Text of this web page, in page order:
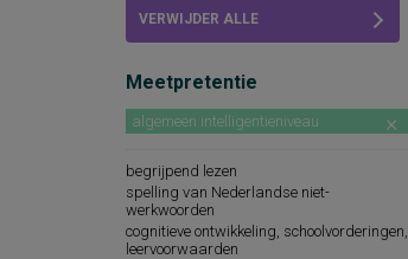
VERWIJDER ALLE
Meetpretentie
algemeen intelligentieniveau
begrijpend lezen
spelling van Nederlandse niet-
werkwoorden
cognitieve ontwikkeling, schoolvorderingen,
leervoorwaarden